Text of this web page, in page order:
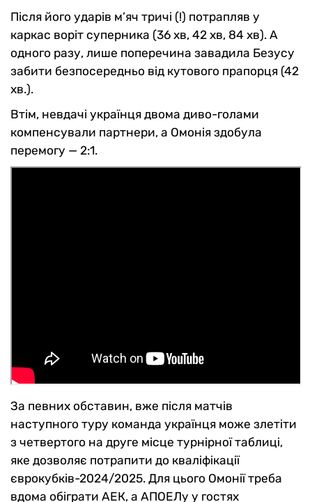
Після його ударів м’яч тричі (!) потрапляв у
каркас воріт суперника (36 хв, 42 хв, 84 хв). А
одного разу, лише поперечина завадила Безусу
забити безпосередньо від кутового прапорця (42
хв.).
Втім, невдачі українця двома диво-голами
компенсували партнери, а Омонія здобула
перемогу — 2:1.
За певних обставин, вже після матчів
наступного туру команда українця може злетіти
з четвертого на друге місце турнірної таблиці,
яке дозволяє потрапити до кваліфікації
єврокубків-2024/2025. Для цього Омонії треба
вдома обіграти АЕК, а АПОЕЛу у гостях